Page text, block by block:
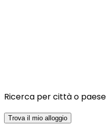
Ricerca per città o paese
Trova il mio alloggio